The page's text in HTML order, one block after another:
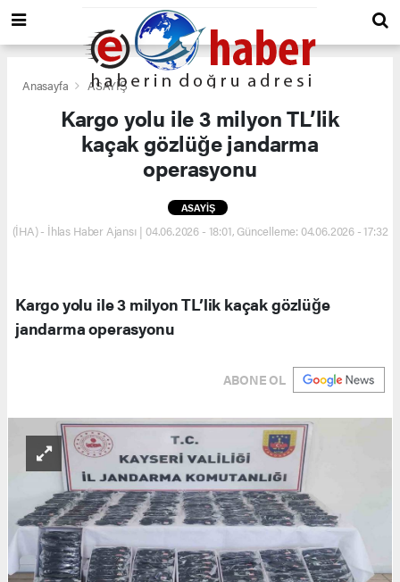
Anasayfa ASAYİŞ
Kargo yolu ile 3 milyon TL’lik
kaçak gözlüğe jandarma
operasyonu
ASAYİŞ
(İHA) - İhlas Haber Ajansı | 04.06.2026 - 18:01, Güncelleme: 04.06.2026 - 17:32
Kargo yolu ile 3 milyon TL’lik kaçak gözlüğe
jandarma operasyonu
ABONE OL